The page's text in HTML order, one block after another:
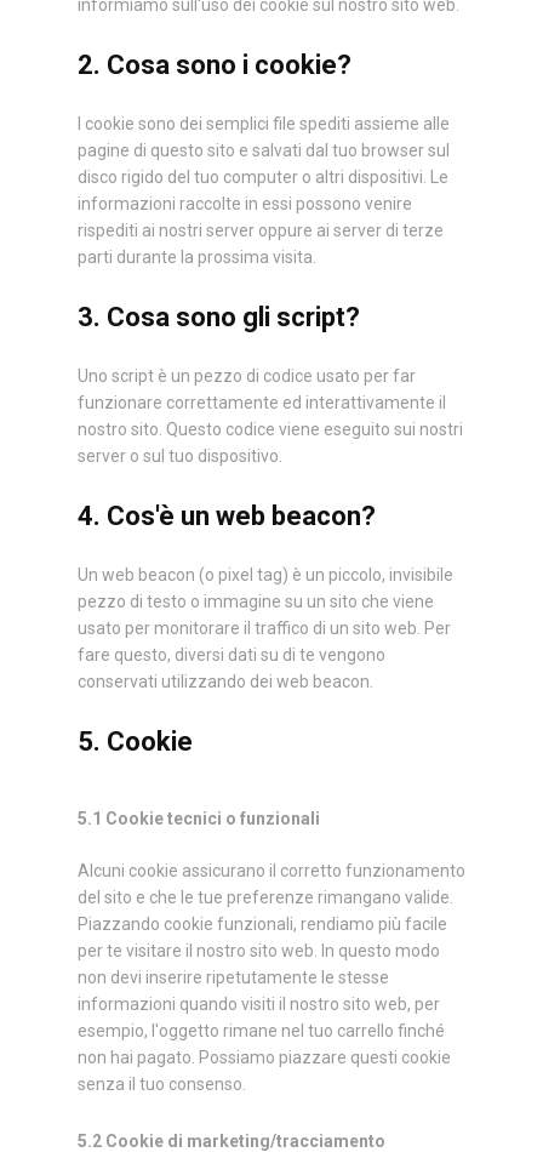
informiamo sull'uso dei cookie sul nostro sito web.
2. Cosa sono i cookie?
I cookie sono dei semplici file spediti assieme alle
pagine di questo sito e salvati dal tuo browser sul
disco rigido del tuo computer o altri dispositivi. Le
informazioni raccolte in essi possono venire
rispediti ai nostri server oppure ai server di terze
parti durante la prossima visita.
3. Cosa sono gli script?
Uno script è un pezzo di codice usato per far
funzionare correttamente ed interattivamente il
nostro sito. Questo codice viene eseguito sui nostri
server o sul tuo dispositivo.
4. Cos'è un web beacon?
Un web beacon (o pixel tag) è un piccolo, invisibile
pezzo di testo o immagine su un sito che viene
usato per monitorare il traffico di un sito web. Per
fare questo, diversi dati su di te vengono
conservati utilizzando dei web beacon.
5. Cookie
5.1 Cookie tecnici o funzionali
Alcuni cookie assicurano il corretto funzionamento
del sito e che le tue preferenze rimangano valide.
Piazzando cookie funzionali, rendiamo più facile
per te visitare il nostro sito web. In questo modo
non devi inserire ripetutamente le stesse
informazioni quando visiti il nostro sito web, per
esempio, l'oggetto rimane nel tuo carrello finché
non hai pagato. Possiamo piazzare questi cookie
senza il tuo consenso.
5.2 Cookie di marketing/tracciamento